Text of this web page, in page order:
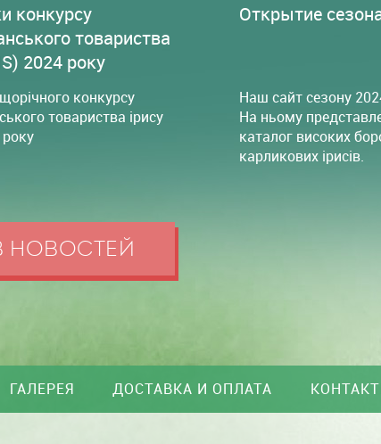
конкурсу
товариства
2024 року
конкурсу
товариства ірису
Открытие
Наш сайт сезону
На ньому
каталог високих
карликових ірисів.
НОВОСТЕЙ
ГАЛЕРЕЯ ДОСТАВКА И ОПЛАТА